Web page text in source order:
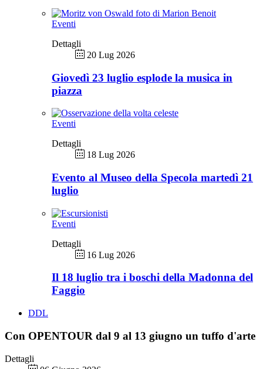
Eventi
Dettagli
20 Lug 2026
Giovedì 23 luglio esplode la musica in
piazza
Eventi
Dettagli
18 Lug 2026
Evento al Museo della Specola martedì 21
luglio
Eventi
Dettagli
16 Lug 2026
Il 18 luglio tra i boschi della Madonna del
Faggio
DDL
Con OPENTOUR dal 9 al 13 giugno un tuffo d'arte
Dettagli